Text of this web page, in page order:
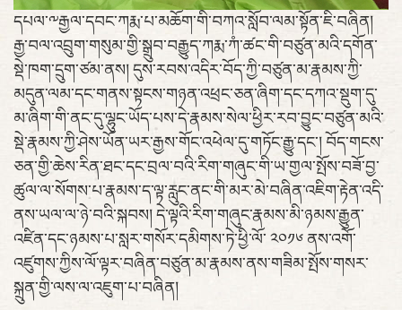
དཔལ་༸རྒྱལ་དབང་ཀརྨ་པ་མཆོག་གི་བཀའ་སློབ་ལམ་སྟོན་ཇི་བཞིན།
རྒྱ་བལ་འབྲུག་གསུམ་གྱི་སྒྲུབ་བརྒྱུད་ཀརྨ་ཀཾ་ཚང་གི་བཙུན་མའི་དགོན་
སྡེ་ཁག་དྲུག་ཙམ་ནས། དུས་རབས་འདིར་བོད་ཀྱི་བཙུན་མ་རྣམས་ཀྱི་
མདུན་ལམ་དང་གནས་སྟངས་གཉན་འཕྲང་ཅན་ཞིག་དང་དཀའ་སྡུག་དུ་
མ་ཞིག་གི་ནང་དུ་ལྷུང་ཡོད་པས་དེ་རྣམས་སེལ་ཕྱིར་རབ་བྱུང་བཙུན་མའི་
སྡེ་རྣམས་ཀྱི་ཤེས་ཡོན་ཡར་རྒྱས་གོང་འཕེལ་དུ་གཏོང་རྒྱུ་དང་། བོད་གངས་
ཅན་གྱི་ཆེས་རིན་ཐང་དང་བྲལ་བའི་རིག་གཞུང་གི་ཡ་གྱལ་སྤོས་བཟོ་བྱ་
ཚུལ་ལ་སོགས་པ་རྣམས་ད་ལྟ་རླུང་ནང་གི་མར་མེ་བཞིན་འཇིག་རྟེན་འདི་
ནས་ཡལ་ལ་ཉེ་བའི་སྐབས། དེ་ལྟའི་རིག་གཞུང་རྣམས་མི་ཉམས་རྒྱུན་
འཛིན་དང་ཉམས་པ་སླར་གསོར་དམིགས་ཏེ་ཕྱི་ལོ་ ༢༠༡༦ ནས་འགོ་
འཛུགས་ཀྱིས་ལོ་ལྟར་བཞིན་བཙུན་མ་རྣམས་ནས་གཟིམ་སྤོས་གསར་
སྐྲུན་གྱི་ལས་ལ་འཇུག་པ་བཞིན།